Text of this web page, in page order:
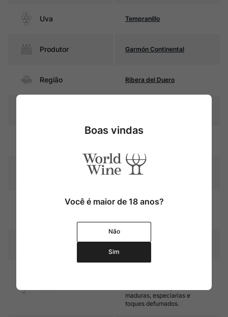
Uva Tempranillo
Produtor Garmón Continental
Região Ribera del Duero
Graduação Alcóoli
14,5%
16 meses em barricas de
Temperatura 16ºC - 18ºC
maduras, especiarias e
toques defumados.
Boas vindas
Você é maior de 18 anos?
Não
Sim